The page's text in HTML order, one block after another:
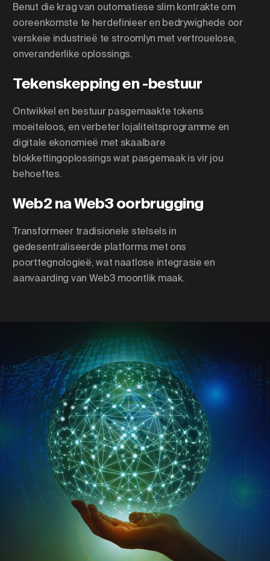
Benut die krag van outomatiese slim kontrakte om
ooreenkomste te herdefinieer en bedrywighede oor
verskeie industrieë te stroomlyn met vertrouelose,
onveranderlike oplossings.
Tekenskepping en -bestuur
Ontwikkel en bestuur pasgemaakte tokens
moeiteloos, en verbeter lojaliteitsprogramme en
digitale ekonomieë met skaalbare
blokkettingoplossings wat pasgemaak is vir jou
behoeftes.
Web2 na Web3 oorbrugging
Transformeer tradisionele stelsels in
gedesentraliseerde platforms met ons
poorttegnologieë, wat naatlose integrasie en
aanvaarding van Web3 moontlik maak.